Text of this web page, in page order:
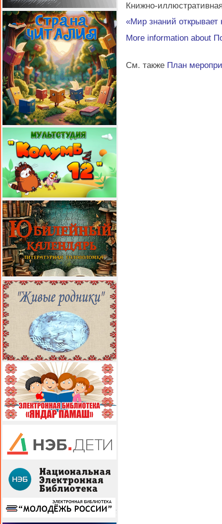
Книжно-
«Мир знаний открывает
More information about
См. также План